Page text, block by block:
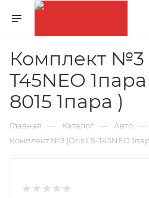
Комплект №3
T45NEO
8015 1пара )
Главная — Каталог — Авто —
Комплект №3 (Oris LS-T45NEO